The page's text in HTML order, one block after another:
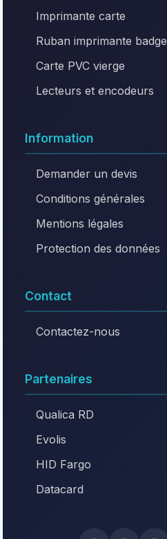
Imprimante carte
Ruban imprimante badge
Carte PVC vierge
Lecteurs et encodeurs
Information
Demander un devis
Conditions générales
Mentions légales
Protection des données
Contact
Contactez-nous
Partenaires
Qualica RD
Evolis
HID Fargo
Datacard